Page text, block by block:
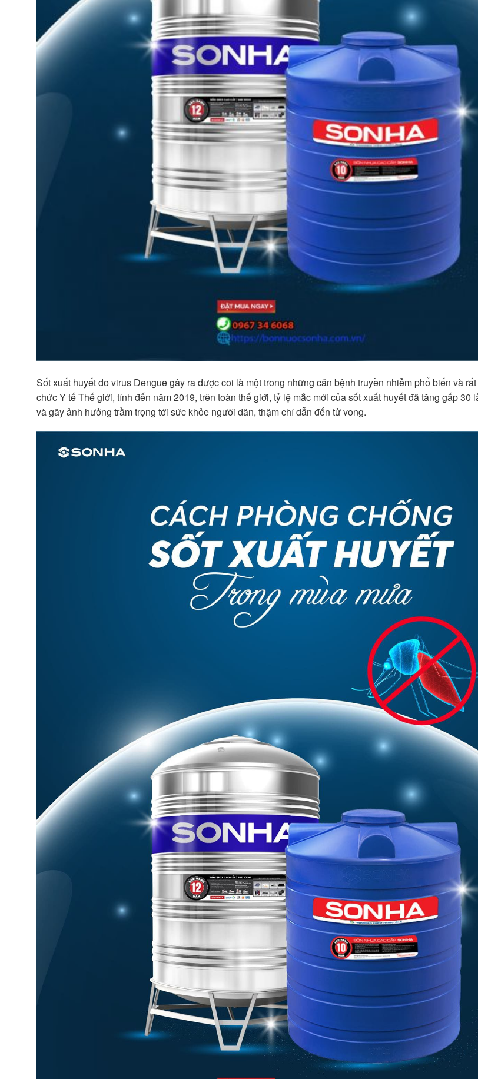
Sốt xuất huyết do virus Dengue gây ra được coi là một trong những căn bệnh truyền nhiễm phổ biến và
chức Y tế Thế giới, tính đến năm 2019, trên toàn thế giới, tỷ lệ mắc mới của sốt xuất huyết đã tăng gấp 30
và gây ảnh hưởng trầm trọng tới sức khỏe người dân, thậm chí dẫn đến tử vong.